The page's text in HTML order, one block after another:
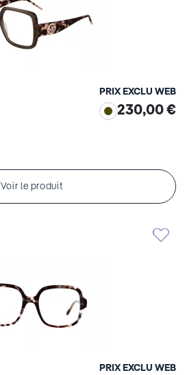
PRIX EXCLU WEB
230,00 €
Voir le produit
PRIX EXCLU WEB